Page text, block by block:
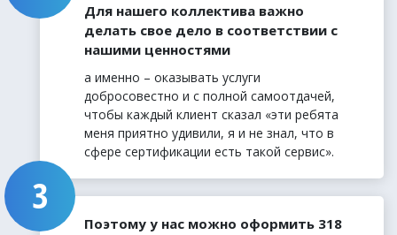
Для нашего коллектива важно
делать свое дело в соответствии с
нашими ценностями
а именно – оказывать услуги
добросовестно и с полной самоотдачей,
чтобы каждый клиент сказал «эти ребята
меня приятно удивили, я и не знал, что в
сфере сертификации есть такой сервис».
Поэтому у нас можно оформить 318